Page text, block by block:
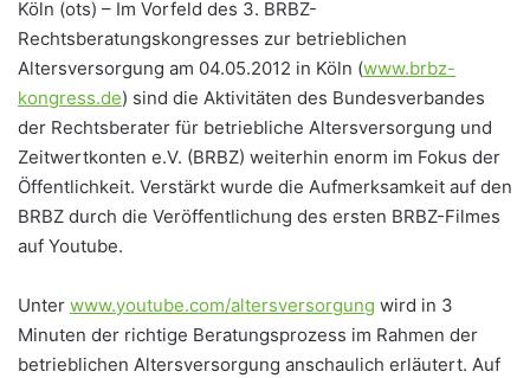
Köln (ots) – Im Vorfeld des 3. BRBZ-
Rechtsberatungskongresses zur betrieblichen
Altersversorgung am 04.05.2012 in Köln (www.brbz-
kongress.de) sind die Aktivitäten des Bundesverbandes
der Rechtsberater für betriebliche Altersversorgung und
Zeitwertkonten e.V. (BRBZ) weiterhin enorm im Fokus der
Öffentlichkeit. Verstärkt wurde die Aufmerksamkeit auf den
BRBZ durch die Veröffentlichung des ersten BRBZ-Filmes
auf Youtube.
Unter www.youtube.com/altersversorgung wird in 3
Minuten der richtige Beratungsprozess im Rahmen der
betrieblichen Altersversorgung anschaulich erläutert. Auf